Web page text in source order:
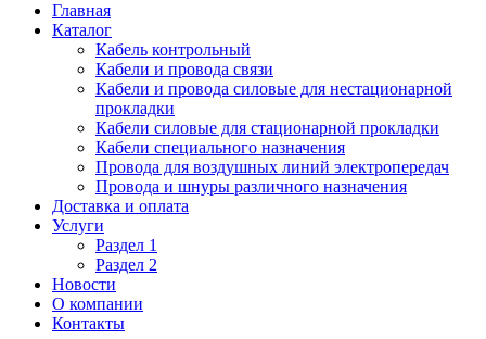
Главная
Каталог
Кабель контрольный
Кабели и провода связи
Кабели и провода силовые для нестационарной
прокладки
Кабели силовые для стационарной прокладки
Кабели специального назначения
Провода для воздушных линий электропередач
Провода и шнуры различного назначения
Доставка и оплата
Услуги
Раздел 1
Раздел 2
Новости
О компании
Контакты